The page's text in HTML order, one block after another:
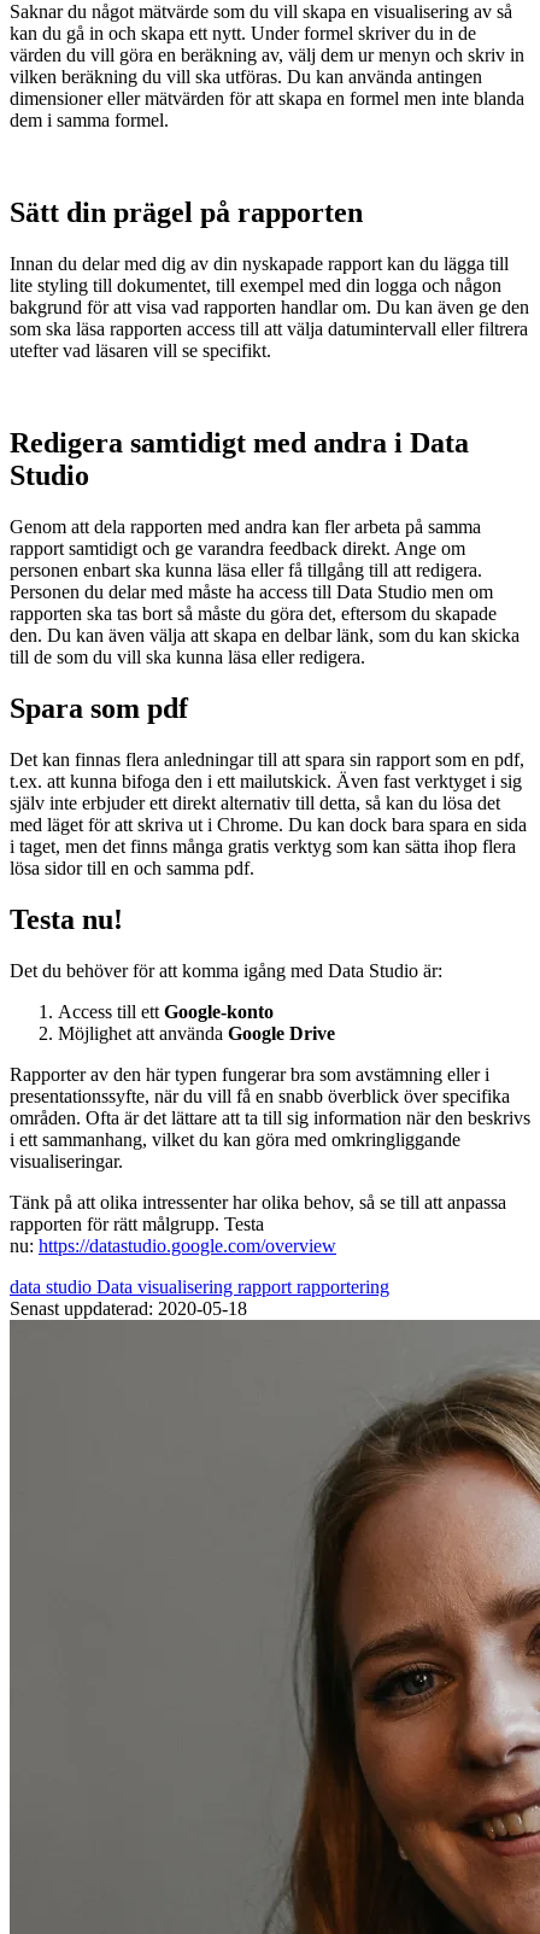
Saknar du något mätvärde som du vill skapa en visualisering av så
kan du gå in och skapa ett nytt. Under formel skriver du in de
värden du vill göra en beräkning av, välj dem ur menyn och skriv in
vilken beräkning du vill ska utföras. Du kan använda antingen
dimensioner eller mätvärden för att skapa en formel men inte blanda
dem i samma formel.
Sätt din prägel på rapporten
Innan du delar med dig av din nyskapade rapport kan du lägga till
lite styling till dokumentet, till exempel med din logga och någon
bakgrund för att visa vad rapporten handlar om. Du kan även ge den
som ska läsa rapporten access till att välja datumintervall eller filtrera
utefter vad läsaren vill se specifikt.
Redigera samtidigt med andra i Data
Studio
Genom att dela rapporten med andra kan fler arbeta på samma
rapport samtidigt och ge varandra feedback direkt. Ange om
personen enbart ska kunna läsa eller få tillgång till att redigera.
Personen du delar med måste ha access till Data Studio men om
rapporten ska tas bort så måste du göra det, eftersom du skapade
den. Du kan även välja att skapa en delbar länk, som du kan skicka
till de som du vill ska kunna läsa eller redigera.
Spara som pdf
Det kan finnas flera anledningar till att spara sin rapport som en pdf,
t.ex. att kunna bifoga den i ett mailutskick. Även fast verktyget i sig
själv inte erbjuder ett direkt alternativ till detta, så kan du lösa det
med läget för att skriva ut i Chrome. Du kan dock bara spara en sida
i taget, men det finns många gratis verktyg som kan sätta ihop flera
lösa sidor till en och samma pdf.
Testa nu!
Det du behöver för att komma igång med Data Studio är:
Access till ett Google-konto
Möjlighet att använda Google Drive
Rapporter av den här typen fungerar bra som avstämning eller i
presentationssyfte, när du vill få en snabb överblick över specifika
områden. Ofta är det lättare att ta till sig information när den beskrivs
i ett sammanhang, vilket du kan göra med omkringliggande
visualiseringar.
Tänk på att olika intressenter har olika behov, så se till att anpassa
rapporten för rätt målgrupp. Testa
nu: https://datastudio.google.com/overview
data studio Data visualisering rapport rapportering
Senast uppdaterad: 2020-05-18